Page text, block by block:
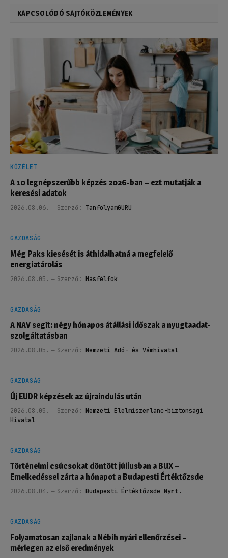
KAPCSOLÓDÓ SAJTÓKÖZLEMÉNYEK
KÖZÉLET
A 10 legnépszerűbb képzés 2026-ban – ezt mutatják a
keresési adatok
2026.08.06. Szerző: TanfolyamGURU
GAZDASÁG
Még Paks kiesését is áthidalhatná a megfelelő
energiatárolás
2026.08.05. Szerző: Másfélfok
GAZDASÁG
A NAV segít: négy hónapos átállási időszak a nyugtaadat-
szolgáltatásban
2026.08.05. Szerző: Nemzeti Adó- és Vámhivatal
GAZDASÁG
Új EUDR képzések az újraindulás után
2026.08.05. Szerző: Nemzeti Élelmiszerlánc-biztonsági
Hivatal
GAZDASÁG
Történelmi csúcsokat döntött júliusban a BUX –
Emelkedéssel zárta a hónapot a Budapesti Értéktőzsde
2026.08.04. Szerző: Budapesti Értéktőzsde Nyrt.
GAZDASÁG
Folyamatosan zajlanak a Nébih nyári ellenőrzései –
mérlegen az első eredmények